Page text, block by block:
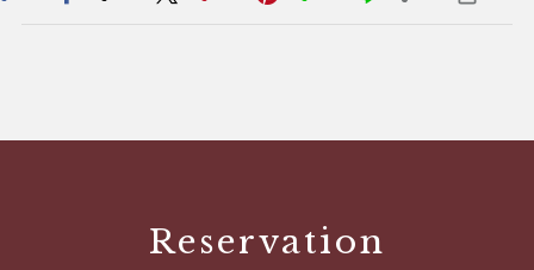
Reservation